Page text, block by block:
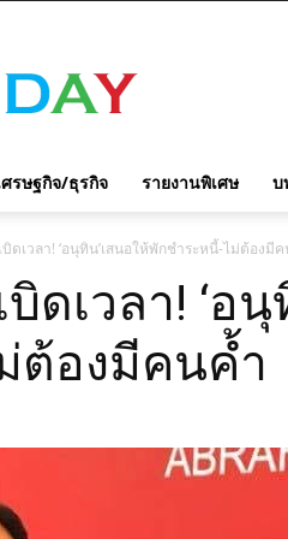
ศรษฐกิจ/ธุรกิจ รายงานพิเศษ บ
ดเวลา! ‘อนุทิน’เสนอให้พักชำระหนี้-ไม่ต้องมี
ดเวลา! ‘อ
ต้องมีคนค้ำ